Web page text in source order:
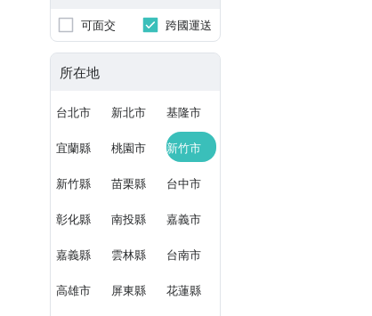
可面交 跨國運送
所在地
台北市 新北市 基隆市
宜蘭縣 桃園市 新竹市
新竹縣 苗栗縣 台中市
彰化縣 南投縣 嘉義市
嘉義縣 雲林縣 台南市
高雄市 屏東縣 花蓮縣